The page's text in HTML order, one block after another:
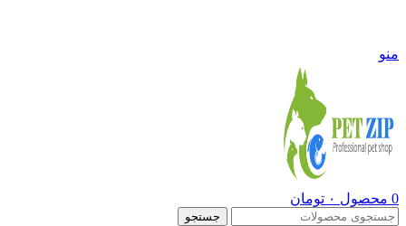
منو
0 محصول ۰ تومان
جستجو